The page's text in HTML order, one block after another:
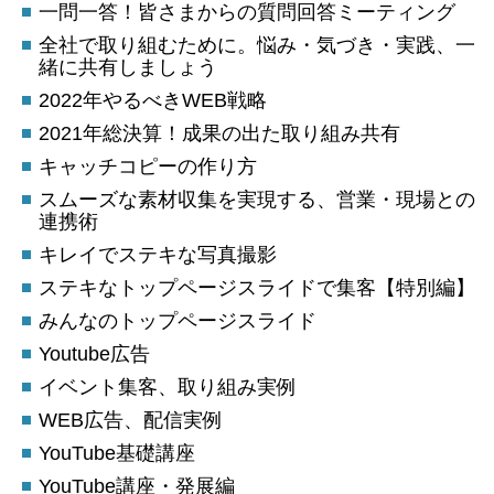
一問一答！皆さまからの質問回答ミーティング
全社で取り組むために。悩み・気づき・実践、一
緒に共有しましょう
2022年やるべきWEB戦略
2021年総決算！成果の出た取り組み共有
キャッチコピーの作り方
スムーズな素材収集を実現する、営業・現場との
連携術
キレイでステキな写真撮影
ステキなトップページスライドで集客【特別編】
みんなのトップページスライド
Youtube広告
イベント集客、取り組み実例
WEB広告、配信実例
YouTube基礎講座
YouTube講座・発展編